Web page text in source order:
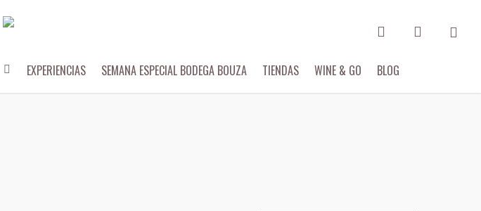
EXPERIENCIAS SEMANA ESPECIAL BODEGA BOUZA TIENDAS WINE & GO BLOG